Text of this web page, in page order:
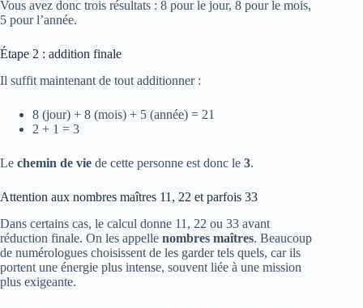
Vous avez donc trois résultats : 8 pour le jour, 8 pour le mois,
5 pour l’année.
Étape 2 : addition finale
Il suffit maintenant de tout additionner :
8 (jour) + 8 (mois) + 5 (année) = 21
2 + 1 = 3
Le chemin de vie de cette personne est donc le 3.
Attention aux nombres maîtres 11, 22 et parfois 33
Dans certains cas, le calcul donne 11, 22 ou 33 avant
réduction finale. On les appelle nombres maîtres. Beaucoup
de numérologues choisissent de les garder tels quels, car ils
portent une énergie plus intense, souvent liée à une mission
plus exigeante.